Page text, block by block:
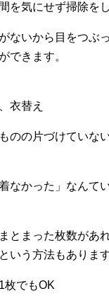
を気にせず掃除をし
いから目をつぶ
できます。
衣替え
の片づけていな
かった」なんて
まった枚数があ
いう方法もあります
でもOK